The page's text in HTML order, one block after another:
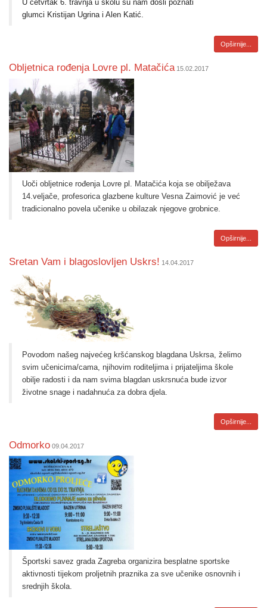
U četvrtak 6. travnja u školu su nam došli poznati
glumci Kristijan Ugrina i Alen Katić.
Opširnije...
Obljetnica rođenja Lovre pl. Matačića 15.02.2017
Uoči obljetnice rođenja Lovre pl. Matačića koja se obilježava
14.veljače, profesorica glazbene kulture Vesna Zaimović je već
tradicionalno povela učenike u obilazak njegove grobnice.
Opširnije...
Sretan Vam i blagoslovljen Uskrs! 14.04.2017
Povodom našeg najvećeg kršćanskog blagdana Uskrsa, želimo
svim učenicima/cama, njihovim roditeljima i prijateljima škole
obilje radosti i da nam svima blagdan uskrsnuća bude izvor
životne snage i nadahnuća za dobra djela.
Opširnije...
Odmorko 09.04.2017
Športski savez grada Zagreba organizira besplatne sportske
aktivnosti tijekom proljetnih praznika za sve učenike osnovnih i
srednjih škola.